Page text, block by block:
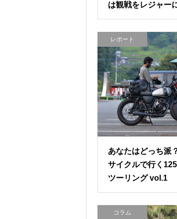
は観戦をレジャー
レポート
あなたはどっち派
サイクルで行く
ツーリング vol.1
コラム